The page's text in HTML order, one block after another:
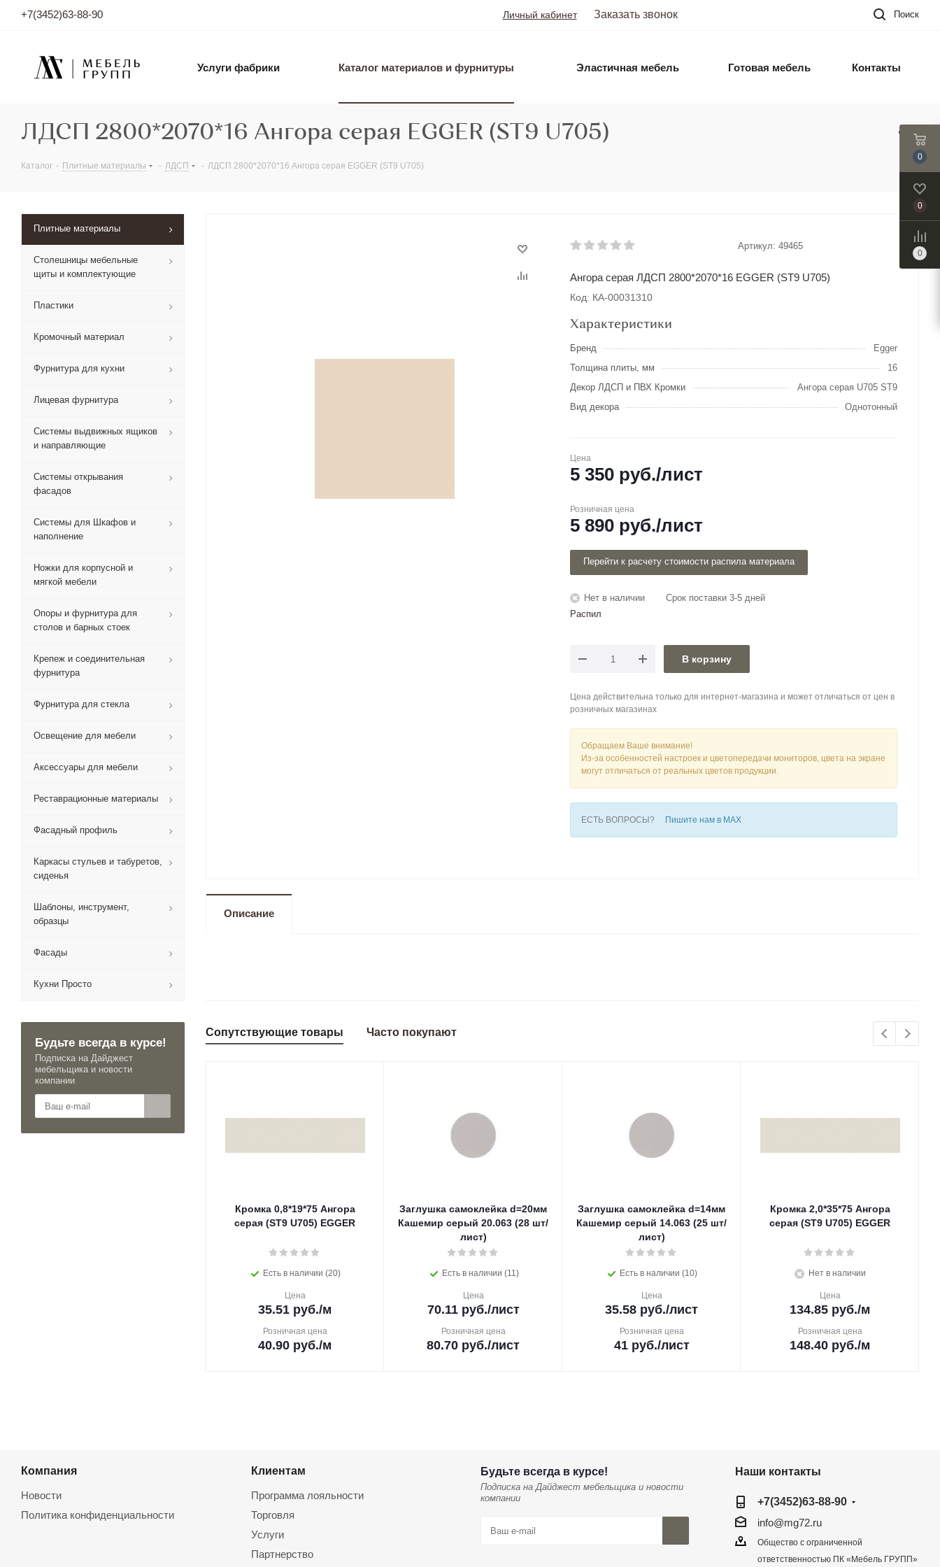
+7(3452)63-88-90 Личный кабинет Заказать звонок Поиск
Услуги фабрики Каталог материалов и фурнитуры Эластичная мебель Готовая мебель Контакты
ЛДСП 2800*2070*16 Ангора серая EGGER (ST9 U705)
Каталог - Плитные материалы - ЛДСП - ЛДСП 2800*2070*16 Ангора серая EGGER (ST9 U705)
Артикул: 49465
Ангора серая ЛДСП 2800*2070*16 EGGER (ST9 U705)
Код: КА-00031310
Характеристики
Бренд
Egger
Толщина плиты, мм
16
Декор ЛДСП и ПВХ Кромки
Ангора серая U705 ST9
Вид декора
Однотонный
Цена
5 350 руб./лист
Розничная цена
5 890 руб./лист
Перейти к расчету стоимости распила материала
Нет в наличии
Срок поставки 3-5 дней
Распил
В корзину
Цена действительна только для интернет-магазина и может отличаться от цен в
розничных магазинах
Обращаем Ваше внимание!
Из-за особенностей настроек и цветопередачи мониторов, цвета на экране
могут отличаться от реальных цветов продукции.
ЕСТЬ ВОПРОСЫ? Пишите нам в MAX
Описание
Сопутствующие товары Часто покупают
Кромка 0,8*19*75 Ангора
серая (ST9 U705) EGGER
Есть в наличии (20)
Цена
35.51 руб./м
Розничная цена
40.90 руб./м
Заглушка самоклейка d=20мм
Кашемир серый 20.063 (28 шт/
лист)
Есть в наличии (11)
Цена
70.11руб./лист
Розничная цена
80.70 руб./лист
Заглушка самоклейка d=14мм
Кашемир серый 14.063 (25 шт/
лист)
Есть в наличии (10)
Цена
35.58 руб./лист
Розничная цена
41руб./лист
Кромка 2,0*35*75 Ангора
серая (ST9 U705) EGGER
Нет в наличии
Цена
134.85 руб./м
Розничная цена
148.40 руб./м
Плитные материалы
Столешницы мебельные
щиты и комплектующие
Пластики
Кромочный материал
Фурнитура для кухни
Лицевая фурнитура
Системы выдвижных ящиков
и направляющие
Системы открывания
фасадов
Системы для Шкафов и
наполнение
Ножки для корпусной и
мягкой мебели
Опоры и фурнитура для
столов и барных стоек
Крепеж и соединительная
фурнитура
Фурнитура для стекла
Освещение для мебели
Аксессуары для мебели
Реставрационные материалы
Фасадный профиль
Каркасы стульев и табуретов,
сиденья
Шаблоны, инструмент,
образцы
Фасады
Кухни Просто
Будьте всегда в курсе!
Подписка на Дайджест
мебельщика и новости
компании
Компания
Новости
Политика конфиденциальности
Клиентам
Программа лояльности
Торговля
Услуги
Партнерство
Будьте всегда в курсе!
Подписка на Дайджест мебельщика и новости
компании
Наши контакты
+7(3452)63-88-90
info@mg72.ru
Общество с ограниченной
ответственностью ПК «Мебель ГРУПП»
0
0
0